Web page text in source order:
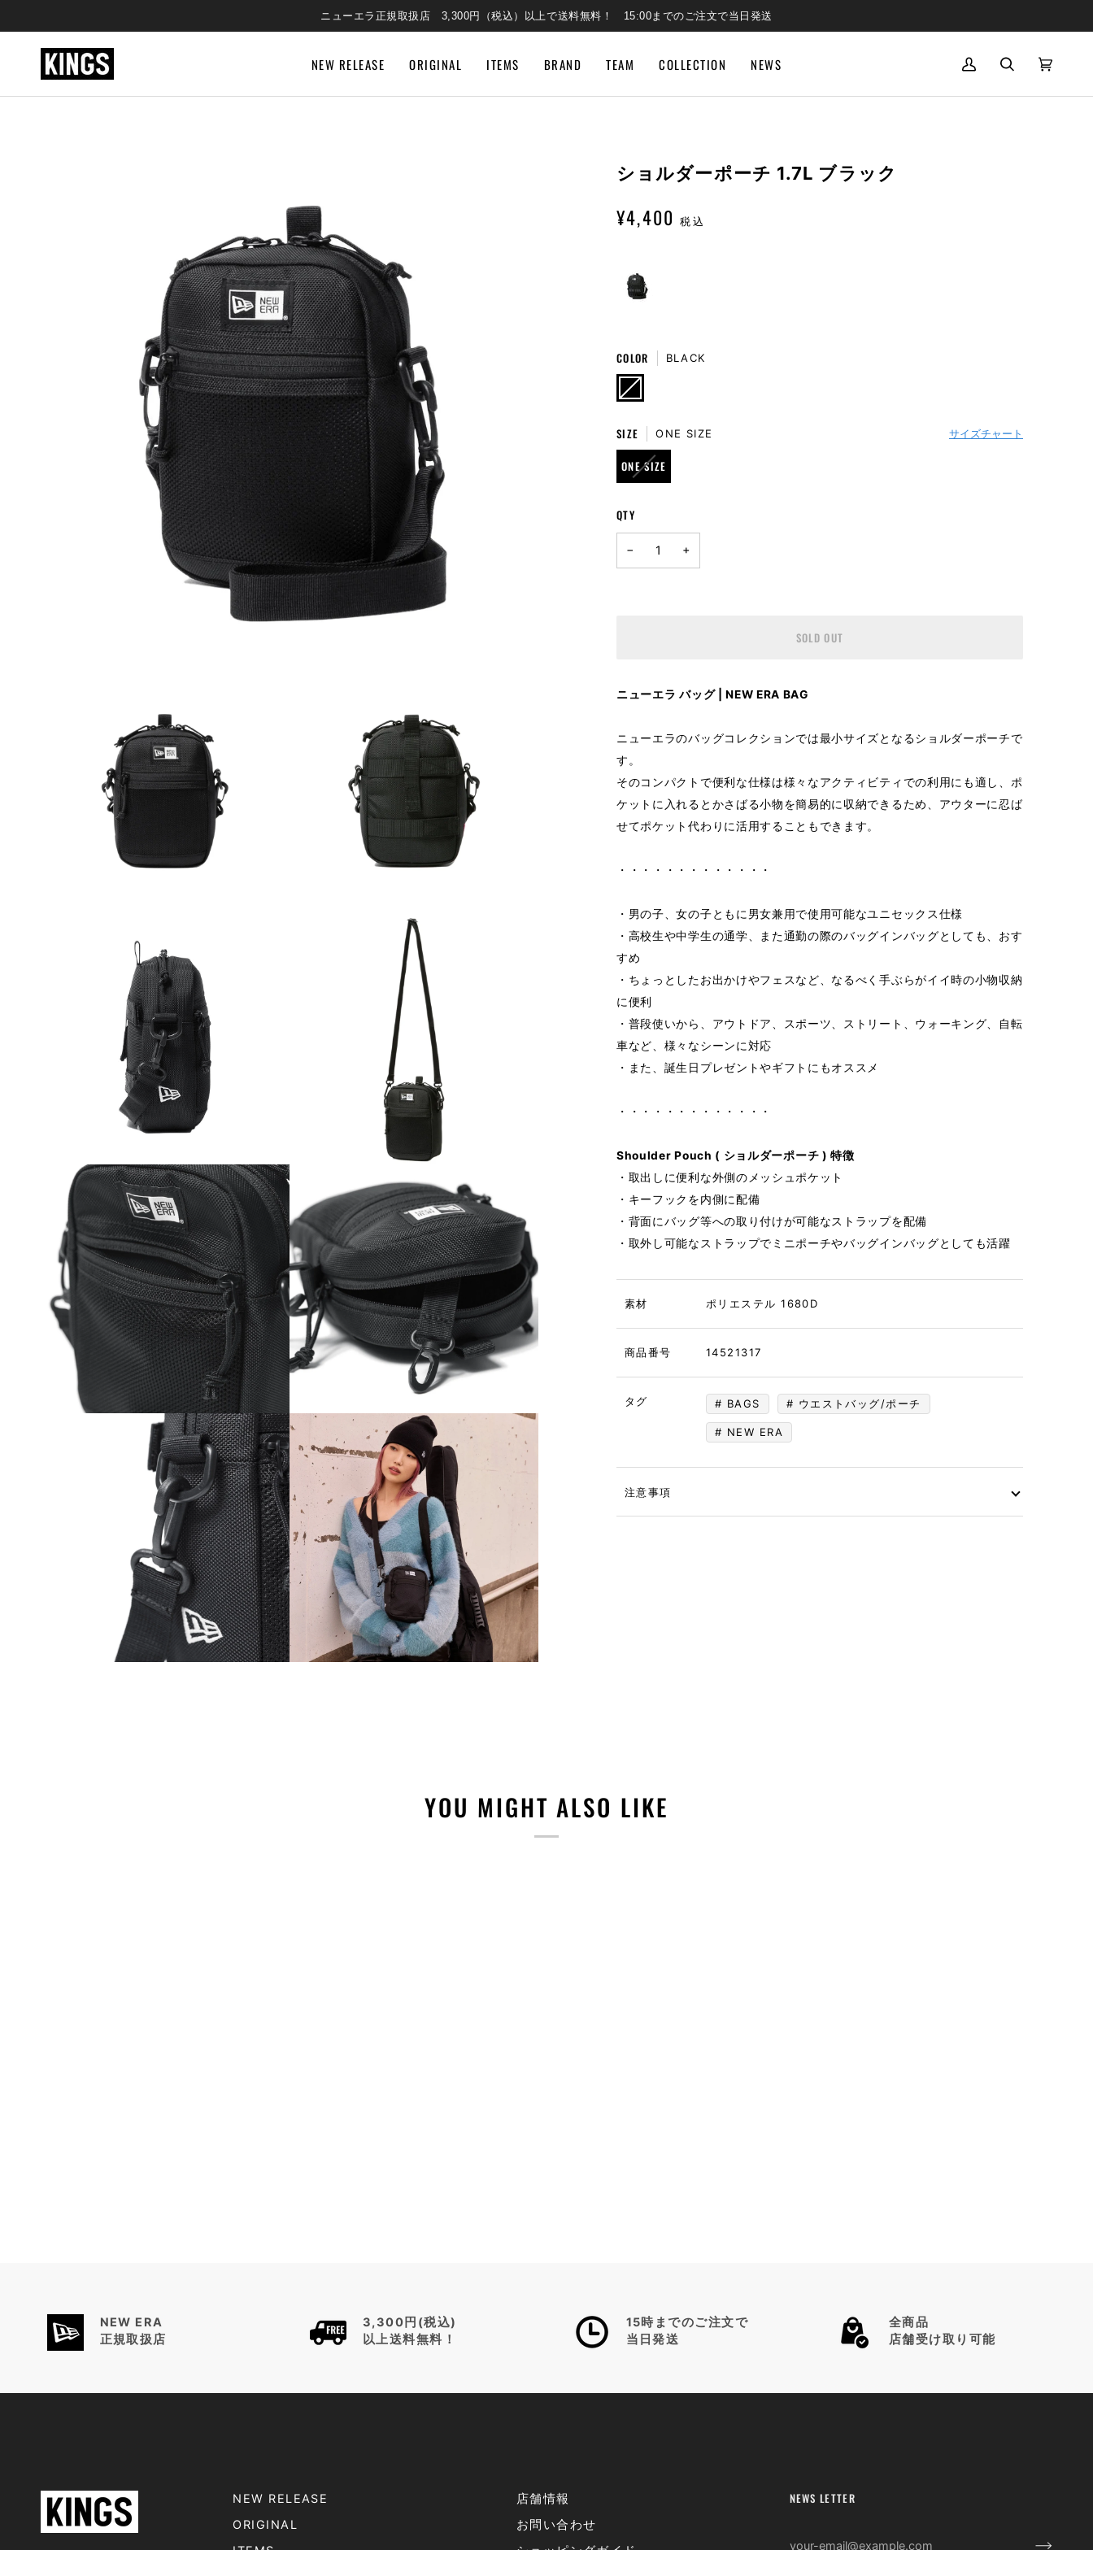
ニューエラ正規取扱店 3,300円（税込）以上で送料無料！ 15:00までのご注文で当日発送
NEW RELEASE ORIGINAL ITEMS BRAND TEAM COLLECTION NEWS
MY
SEARCHCART
ショルダーポーチ 1.7L ブラック
¥4,400 税込
COLOR BLACK
BLACK
VARIANT
SOLD
OUT
UNAVAILABLE
SIZE ONE SIZE サイズチャート
ONE SIZE
VARIANT
SOLD
QTY
− +
SOLD OUT
ニューエラ バッグ | NEW ERA BAG
ニューエラのバッグコレクションでは最小サイズとなるショルダーポーチで
す。
そのコンパクトで便利な仕様は様々なアクティビティでの利用にも適し、ポ
ケットに入れるとかさばる小物を簡易的に収納できるため、アウターに忍ば
せてポケット代わりに活用することもできます。
・・・・・・・・・・・・・
・男の子、女の子ともに男女兼用で使用可能なユニセックス仕様
・高校生や中学生の通学、また通勤の際のバッグインバッグとしても、おす
すめ
・ちょっとしたお出かけやフェスなど、なるべく手ぶらがイイ時の小物収納
に便利
・普段使いから、アウトドア、スポーツ、ストリート、ウォーキング、自転
車など、様々なシーンに対応
・また、誕生日プレゼントやギフトにもオススメ
・・・・・・・・・・・・・
Shoulder Pouch ( ショルダーポーチ ) 特徴
・取出しに便利な外側のメッシュポケット
・キーフックを内側に配備
・背面にバッグ等への取り付けが可能なストラップを配備
・取外し可能なストラップでミニポーチやバッグインバッグとしても活躍
素材 ポリエステル 1680D
商品番号 14521317
タグ BAGS ウエストバッグ/ポーチ
NEW ERA
注意事項
YOU MIGHT ALSO LIKE
NEW ERA
正規取扱店
3,300円(税込)
以上送料無料！
15時までのご注文で
当日発送
全商品
店舗受け取り可能
NEW RELEASE
ORIGINAL
店舗情報
お問い合わせ
NEWS LETTER